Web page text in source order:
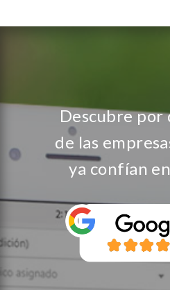
Descubre por
de las
ya confían